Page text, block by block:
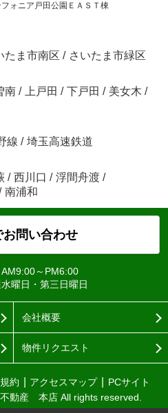
ォニア戸田公園ＥＡＳＴ棟
たま市南区 / さいたま市緑区
南 / 上戸田 / 下戸田 / 美女木 /
線 / 埼玉高速鉄道
/ 西川口 / 浮間舟渡 /
南浦和
お問い合わせ
AM9:00～PM6:00
曜日・第三日曜日
会社概要
物件リクエスト
約 アクセスマップ
PCサイト
動産 本店 All rights reserved.